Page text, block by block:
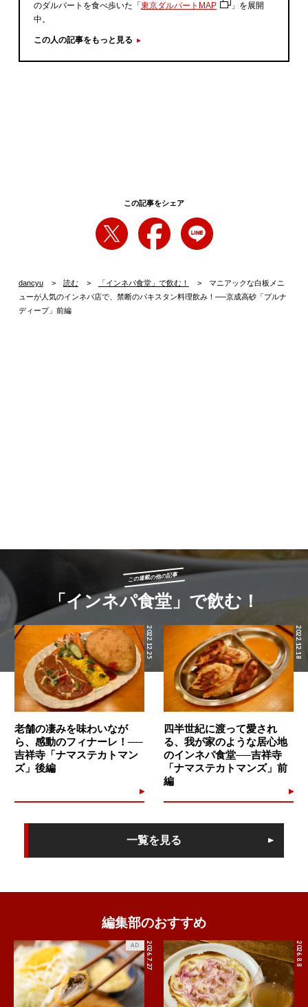
のダルバートを食べ歩いた「 東京ダルバートMAP
」を展開
中。
この人の記事をもっと見る
この記事をシェア
dancyu 読む 「インネパ食堂」で飲む！
マニアックな白板メニ
ューが人気のインネパ店で、禁断のパキスタン料理飲み！──京成高砂「プルナ
ディープ」前編
この連載の他の記事
「インネパ食堂」で飲む！
2022.12.25
老舗の凄みを味わいなが
ら、感動のフィナーレ！──
吉祥寺「ナマステカトマン
ズ」後編
2022.12.18
四半世紀に渡って愛され
る、我が家のような居心地
のインネパ食堂──吉祥寺
「ナマステカトマンズ」前
編
一覧を見る
編集部のおすすめ
2026.7.27
AD 2026.8.8